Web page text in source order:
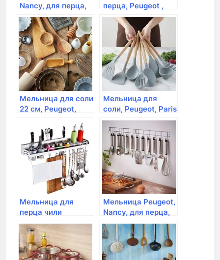
Nancy, для перца,
22 см, акрил
перца, Peugeot ,
Alaska Quartz, 17
см, серый, на бат.
Мельница для соли
22 см, Peugeot,
дерево
Мельница для
соли, Peugeot, Paris
, 22 см, черный лак
Мельница для
перца чили
Tescoma, VIRGO 16
см
Мельница Peugeot,
Nancy, для перца,
12 см, акрил